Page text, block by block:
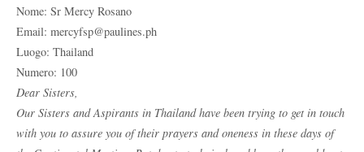
Nome: Sr Mercy Rosano
Email: mercyfsp@paulines.ph
Luogo: Thailand
Numero: 100
Dear Sisters,
Our Sisters and Aspirants in Thailand have been trying to get in touch
with you to assure you of their prayers and oneness in these days of